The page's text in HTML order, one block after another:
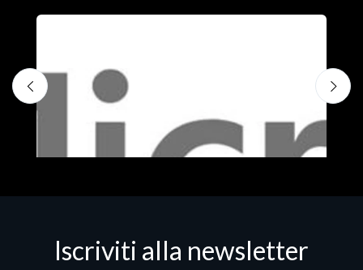
Iscriviti alla newsletter